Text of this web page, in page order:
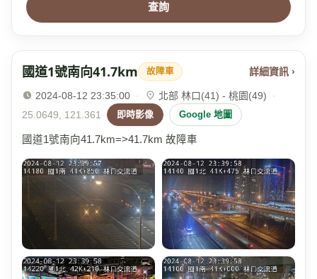
查詢
國道1號南向41.7km 故障車 詳細資訊 ›
2024-08-12 23:35:00 · 北部 林口(41) - 桃園(49)
·
25.0649, 121.361
即時影像 Google 地圖
國道1號南向41.7km=>41.7km 故障車